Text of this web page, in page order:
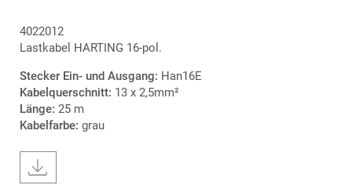
4022012
Lastkabel HARTING 16-pol.
Stecker Ein- und Ausgang: Han16E
Kabelquerschnitt: 13 x 2,5mm²
Länge: 25 m
Kabelfarbe: grau